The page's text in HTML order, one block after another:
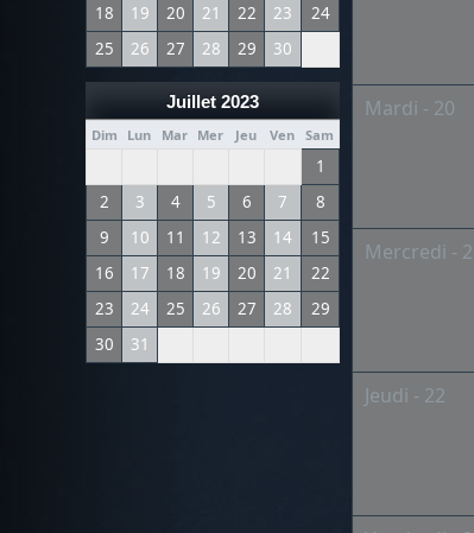
18
19 20 21 22 23
24
25
26 27 28 29 30
Juillet 2023
Dim Lun Mar Mer Jeu Ven Sam
1
2
3 4 5 6 7
8
9
10 11 12 13 14
15
16
17 18 19 20 21
22
23
24 25 26 27 28
29
30
31
Mardi - 20
Mercredi -
Jeudi - 22